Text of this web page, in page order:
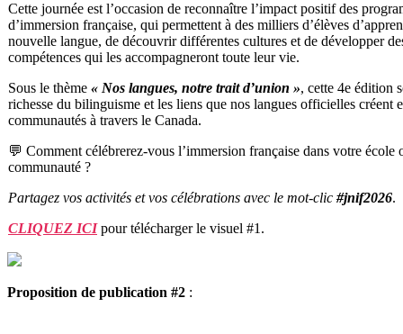
Cette journée est l’occasion de reconnaître l’impact positif des
d’immersion française, qui permettent à des milliers d’élèves
nouvelle langue, de découvrir différentes cultures et de développer
compétences qui les accompagneront toute leur vie.
Sous le thème « Nos langues, notre trait d’union », cette 4e édition
richesse du bilinguisme et les liens que nos langues officielles créent
communautés à travers le Canada.
💬 Comment célébrerez-vous l’immersion française dans votre école
communauté ?
Partagez vos activités et vos célébrations avec le mot-clic #jnif2026.
CLIQUEZ ICI pour télécharger le visuel #1.
Proposition de publication #2 :